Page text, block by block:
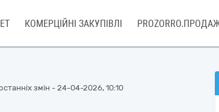
КОМЕРЦІЙНІ ЗАКУПІВЛІ
змін - 24-04-2026, 10:10